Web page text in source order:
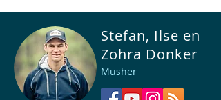
Stefan, Ilse en
Zohra Donker
Musher